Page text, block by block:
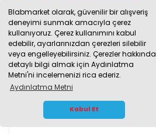
Blabmarket olarak, güvenilir bir alışveriş
deneyimi sunmak amacıyla çerez
kullanıyoruz. Çerez kullanımını kabul
edebilir, ayarlarınızdan çerezleri silebilir
veya engelleyebilirsiniz. Çerezler hakkında
detaylı bilgi almak için Aydınlatma
Metni'ni incelemenizi rica ederiz.
Aydınlatma Metni
Kabul Et
WHATSAPP İLETİŞİM